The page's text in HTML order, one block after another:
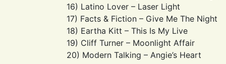
16) Latino Lover – Laser Light
17) Facts & Fiction – Give Me The Night
18) Eartha Kitt – This Is My Live
19) Cliff Turner – Moonlight Affair
20) Modern Talking – Angie’s Heart